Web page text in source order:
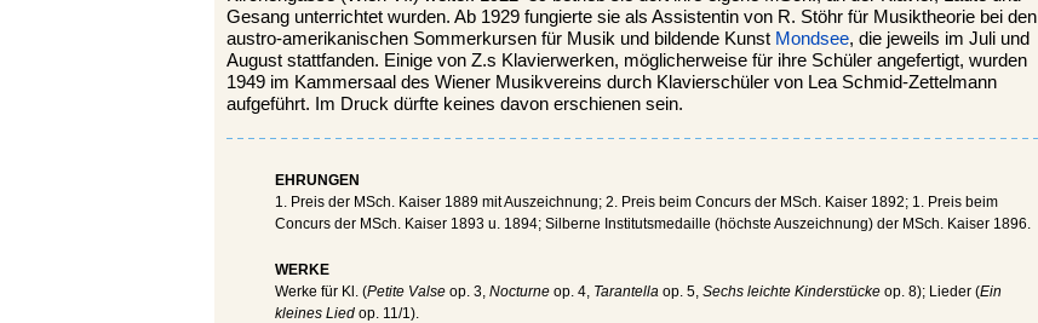
Gesang unterrichtet wurden. Ab 1929 fungierte sie als Assistentin von R. Stöhr für Musiktheorie bei den
austro-amerikanischen Sommerkursen für Musik und bildende Kunst Mondsee, die jeweils im Juli und
August stattfanden. Einige von Z.s Klavierwerken, möglicherweise für ihre Schüler angefertigt, wurden
1949 im Kammersaal des Wiener Musikvereins durch Klavierschüler von Lea Schmid-Zettelmann
aufgeführt. Im Druck dürfte keines davon erschienen sein.
EHRUNGEN
1. Preis der MSch. Kaiser 1889 mit Auszeichnung; 2. Preis beim Concurs der MSch. Kaiser 1892; 1. Preis beim
Concurs der MSch. Kaiser 1893 u. 1894; Silberne Institutsmedaille (höchste Auszeichnung) der MSch. Kaiser 1896.
WERKE
Werke für Kl. (Petite Valse op. 3, Nocturne op. 4, Tarantella op. 5, Sechs leichte Kinderstücke op. 8); Lieder (Ein
kleines Lied op. 11/1).